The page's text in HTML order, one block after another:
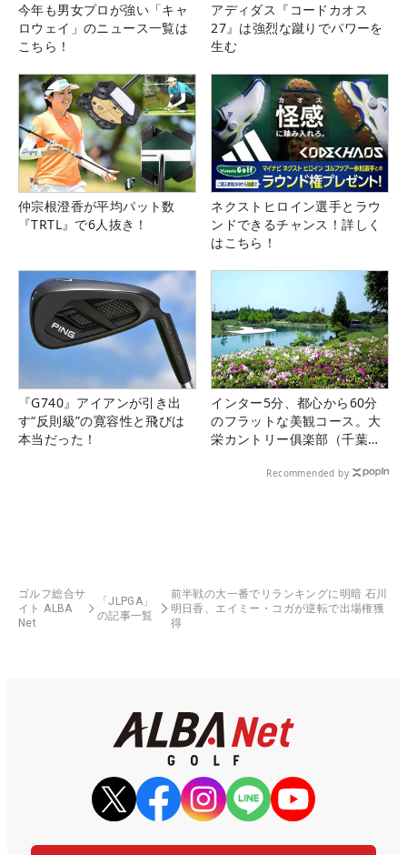
今年も男女プロが強い「キャ
ロウェイ」のニュース一覧は
こちら！
アディダス『コードカオス
27』は強烈な蹴りでパワーを
生む
仲宗根澄香が平均パット数
『TRTL』で6人抜き！
ネクストヒロイン選手とラウ
ンドできるチャンス！詳しく
はこちら！
『G740』アイアンが引き出
す“反則級”の寛容性と飛びは
本当だった！
インター5分、都心から60分
のフラットな美観コース。大
栄カントリー俱楽部（千葉
Recommended by
ゴルフ総合サ
イト ALBA
Net
「JLPGA」
の記事一覧
前半戦の大一番でリランキングに明暗 石川
明日香、エイミー・コガが逆転で出場権獲
得